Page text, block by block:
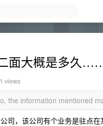
面大概是多久
views
the information mentioned
司，该公司有个业务是驻点